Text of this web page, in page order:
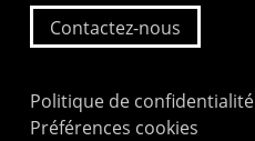
Contactez-nous
Politique de confidentialité
Préférences cookies